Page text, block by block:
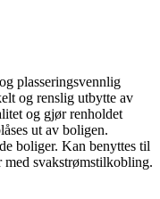
plasseringsvennlig
og renslig utbytte av
og gjør renholdet
ut av boligen.
boliger. Kan benyttes til
med svakstrømstilkobling.